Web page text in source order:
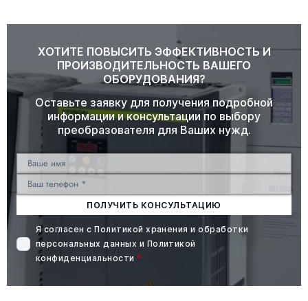
ХОТИТЕ ПОВЫСИТЬ ЭФФЕКТИВНОСТЬ И
ПРОИЗВОДИТЕЛЬНОСТЬ ВАШЕГО
ОБОРУДОВАНИЯ?
Оставьте заявку для получения подробной
информации и консультации по выбору
преобразователя для Ваших нужд.
ПОЛУЧИТЬ КОНСУЛЬТАЦИЮ
Я согласен сПолитикой хранения и обработки
персональных данных и Политикой
конфиденциальности *